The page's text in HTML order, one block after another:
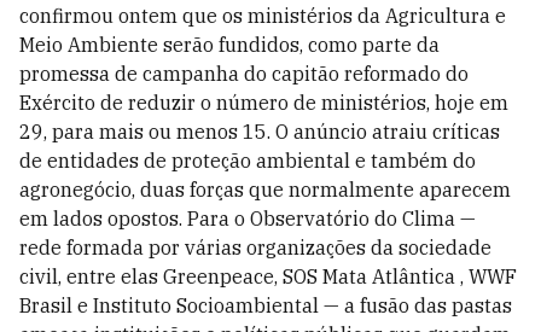
confirmou ontem que os ministérios da Agricultura e
Meio Ambiente serão fundidos, como parte da
promessa de campanha do capitão reformado do
Exército de reduzir o número de ministérios, hoje em
29, para mais ou menos 15. O anúncio atraiu críticas
de entidades de proteção ambiental e também do
agronegócio, duas forças que normalmente aparecem
em lados opostos. Para o Observatório do Clima —
rede formada por várias organizações da sociedade
civil, entre elas Greenpeace, SOS Mata Atlântica , WWF
Brasil e Instituto Socioambiental — a fusão das pastas